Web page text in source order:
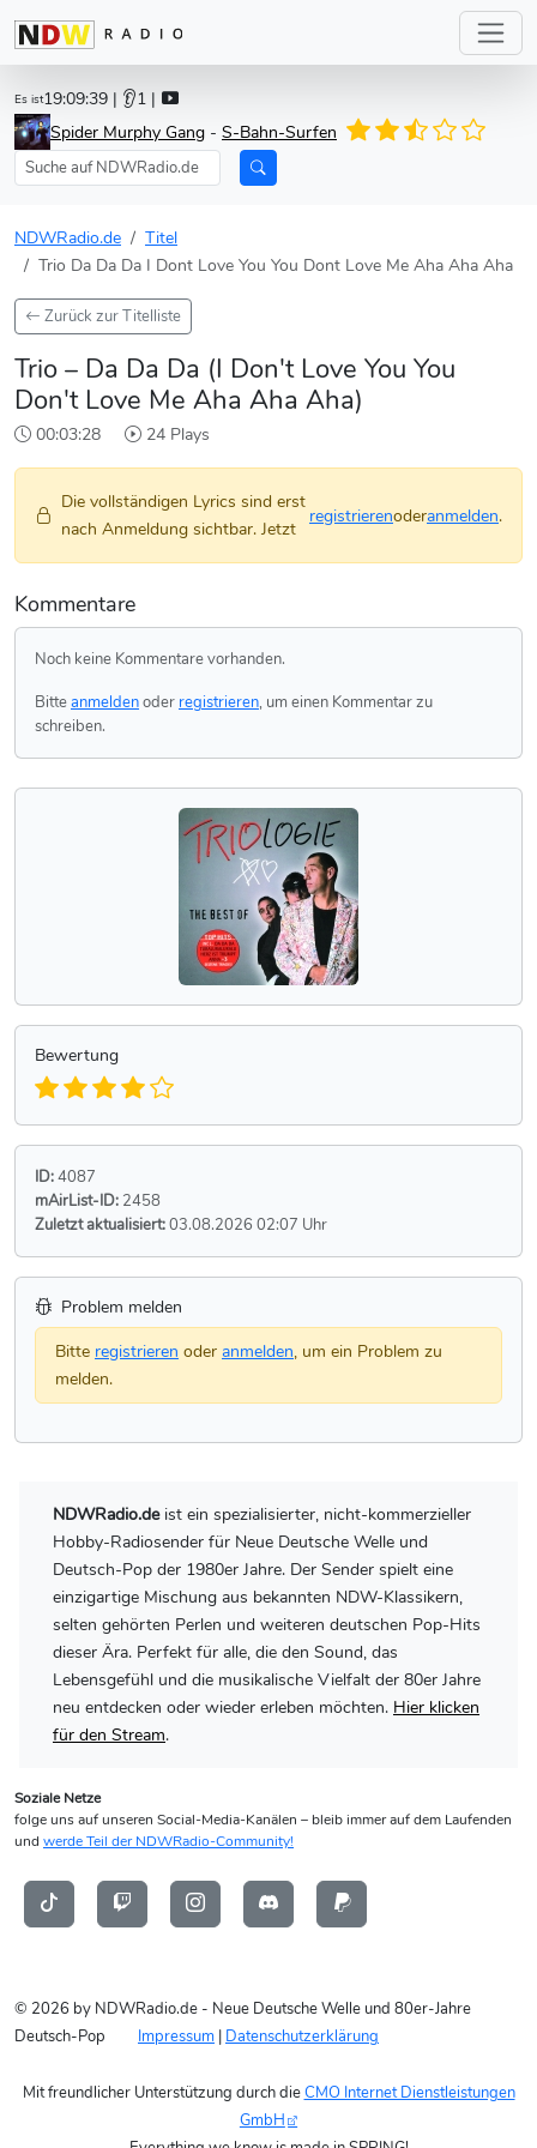
Es ist19:09:39 | 👂1 |
Spider Murphy Gang - S-Bahn-Surfen
NDWRadio.de
Titel
Trio Da Da Da I Dont Love You You Dont Love Me Aha Aha Aha
Zurück zur Titelliste
Trio – Da Da Da (I Don't Love You You
Don't Love Me Aha Aha Aha)
00:03:28 24 Plays
Die vollständigen Lyrics sind erst
nach Anmeldung sichtbar. Jetzt
registrierenoderanmelden.
Kommentare
Noch keine Kommentare vorhanden.
Bitteanmeldenoder registrieren, um einen Kommentar zu
schreiben.
Bewertung
ID:4087
mAirList-ID: 2458
Zuletzt aktualisiert:03.08.2026 02:07 Uhr
Problem melden
Bitte registrieren oder anmelden, um ein Problem zu
melden.
NDWRadio.deist ein spezialisierter, nicht-kommerzieller
Hobby-Radiosender für Neue Deutsche Welle und
Deutsch-Pop der 1980er Jahre. Der Sender spielt eine
einzigartige Mischung aus bekannten NDW-Klassikern,
selten gehörten Perlen und weiteren deutschen Pop-Hits
dieser Ära. Perfekt für alle, die den Sound, das
Lebensgefühl und die musikalische Vielfalt der 80er Jahre
neu entdecken oder wieder erleben möchten. Hier klicken
für den Stream.
Soziale Netze
folge uns auf unseren Social-Media-Kanälen – bleib immer auf dem Laufenden
und werde Teil der NDWRadio-Community!
© 2026 by NDWRadio.de - Neue Deutsche Welle und 80er-Jahre
Deutsch-Pop
Impressum | Datenschutzerklärung
Mit freundlicher Unterstützung durch dieCMO Internet Dienstleistungen
GmbH